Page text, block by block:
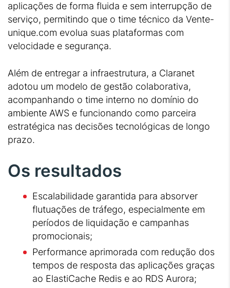
aplicações de forma fluida e sem interrupção de
serviço, permitindo que o time técnico da Vente-
unique.com evolua suas plataformas com
velocidade e segurança.
Além de entregar a infraestrutura, a Claranet
adotou um modelo de gestão colaborativa,
acompanhando o time interno no domínio do
ambiente AWS e funcionando como parceira
estratégica nas decisões tecnológicas de longo
prazo.
Os resultados
Escalabilidade garantida para absorver
flutuações de tráfego, especialmente em
períodos de liquidação e campanhas
promocionais;
Performance aprimorada com redução dos
tempos de resposta das aplicações graças
ao ElastiCache Redis e ao RDS Aurora;